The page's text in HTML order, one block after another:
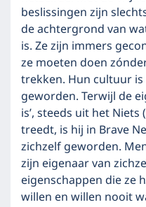
beslissingen zijn
de achtergrond van
is. Ze zijn immers
ze moeten doen
trekken. Hun cultuur
geworden. Terwijl de
is’, steeds uit het
treedt, is hij in Brave
zichzelf geworden.
zijn eigenaar van
eigenschappen die ze
willen en willen nooit